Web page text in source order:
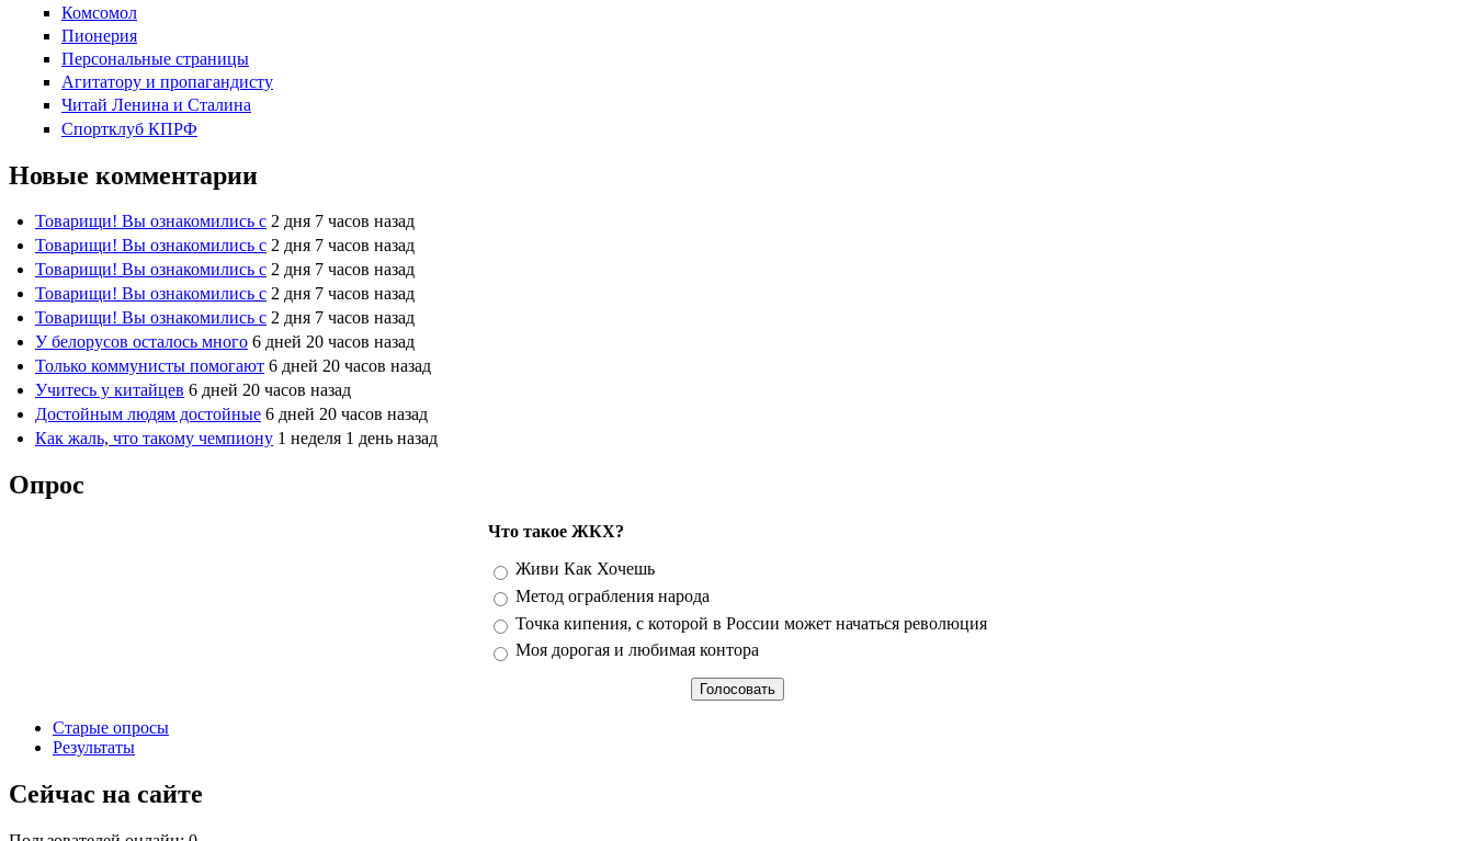
Комсомол
Пионерия
Персональные страницы
Агитатору и пропагандисту
Читай Ленина и Сталина
Спортклуб КПРФ
Новые комментарии
Товарищи! Вы ознакомились с 2 дня 7 часов назад
Товарищи! Вы ознакомились с 2 дня 7 часов назад
Товарищи! Вы ознакомились с 2 дня 7 часов назад
Товарищи! Вы ознакомились с 2 дня 7 часов назад
Товарищи! Вы ознакомились с 2 дня 7 часов назад
У белорусов осталось много 6 дней 20 часов назад
Только коммунисты помогают 6 дней 20 часов назад
Учитесь у китайцев 6 дней 20 часов назад
Достойным людям достойные 6 дней 20 часов назад
Как жаль, что такому чемпиону 1 неделя 1 день назад
Опрос
Что такое ЖКХ?
Варианты
Живи Как Хочешь
Метод ограбления народа
Точка кипения, с которой в России может начаться революция
Моя дорогая и любимая контора
Старые опросы
Результаты
Сейчас на сайте